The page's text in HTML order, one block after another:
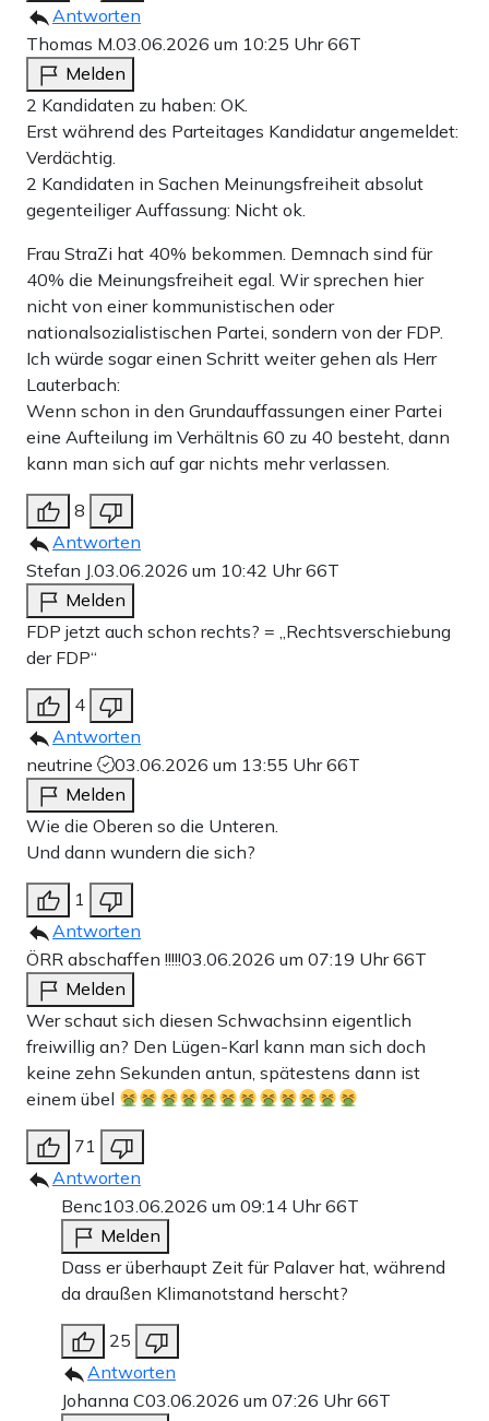
Antworten
Thomas M. 03.06.2026 um 10:25 Uhr66T
Melden
2 Kandidaten zu haben: OK.
Erst während des Parteitages Kandidatur angemeldet:
Verdächtig.
2 Kandidaten in Sachen Meinungsfreiheit absolut
gegenteiliger Auffassung: Nicht ok.
Frau StraZi hat 40% bekommen. Demnach sind für
40% die Meinungsfreiheit egal. Wir sprechen hier
nicht von einer kommunistischen oder
nationalsozialistischen Partei, sondern von der FDP.
Ich würde sogar einen Schritt weiter gehen als Herr
Lauterbach:
Wenn schon in den Grundauffassungen einer Partei
eine Aufteilung im Verhältnis 60 zu 40 besteht, dann
kann man sich auf gar nichts mehr verlassen.
8
Antworten
Stefan J. 03.06.2026 um 10:42 Uhr66T
Melden
FDP jetzt auch schon rechts? = „Rechtsverschiebung
der FDP“
4
Antworten
neutrine
03.06.2026 um 13:55 Uhr66T
Melden
Wie die Oberen so die Unteren.
Und dann wundern die sich?
1
Antworten
ÖRR abschaffen !!!!!03.06.2026 um 07:19 Uhr66T
Melden
Wer schaut sich diesen Schwachsinn eigentlich
freiwillig an? Den Lügen-Karl kann man sich doch
keine zehn Sekunden antun, spätestens dann ist
einem übel
71
Antworten
Benc103.06.2026 um 09:14 Uhr66T
Melden
Dass er überhaupt Zeit für Palaver hat, während
da draußen Klimanotstand herscht?
25
Antworten
Johanna C03.06.2026 um 07:26 Uhr66T